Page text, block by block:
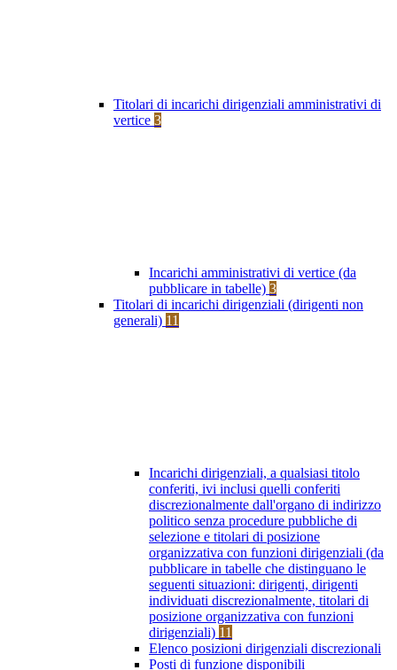
Titolari di incarichi dirigenziali amministrativi di
vertice 3
Incarichi amministrativi di vertice (da
pubblicare in tabelle) 3
Titolari di incarichi dirigenziali (dirigenti non
generali) 11
Incarichi dirigenziali, a qualsiasi titolo
conferiti, ivi inclusi quelli conferiti
discrezionalmente dall'organo di indirizzo
politico senza procedure pubbliche di
selezione e titolari di posizione
organizzativa con funzioni dirigenziali (da
pubblicare in tabelle che distinguano le
seguenti situazioni: dirigenti, dirigenti
individuati discrezionalmente, titolari di
posizione organizzativa con funzioni
dirigenziali) 11
Elenco posizioni dirigenziali discrezionali
Posti di funzione disponibili